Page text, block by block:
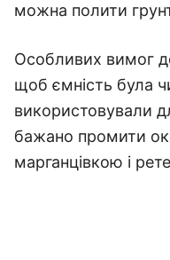
можна полити
Особливих вимог
щоб ємність була
використовували
бажано промити
марганцівкою і